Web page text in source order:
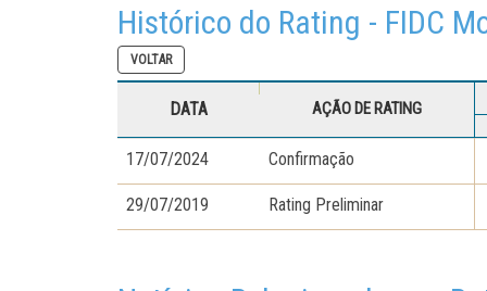
Histórico do Rating - FIDC
VOLTAR
DATA AÇÃO DE RATING
17/07/2024 Confirmação
29/07/2019 Rating Preliminar